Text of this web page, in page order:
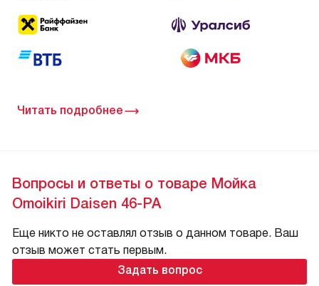
Читать подробнее
Вопросы и ответы о товаре Мойка
Omoikiri Daisen 46-PA
Еще никто не оставлял отзыв о данном товаре. Ваш
отзыв может стать первым.
Задать вопрос